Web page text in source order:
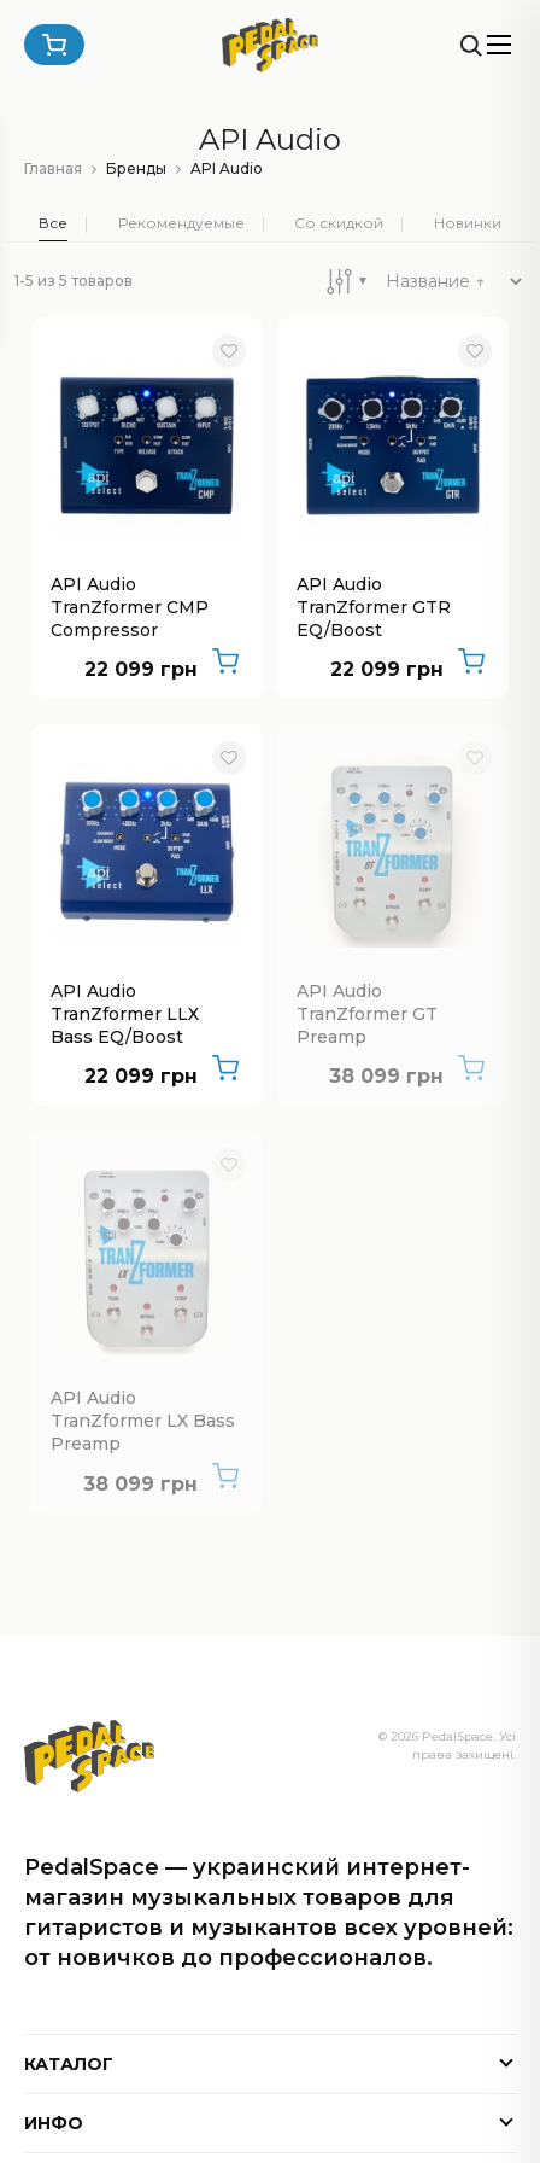
API Audio
Главная Бренды API Audio
Все Рекомендуемые Со скидкой Новинки
1-5 из 5 товаров
API Audio
TranZformer CMP
Compressor
22 099 грн
API Audio
TranZformer GTR
EQ/Boost
22 099 грн
API Audio
TranZformer LLX
Bass EQ/Boost
22 099 грн
API Audio
TranZformer GT
Preamp
38 099 грнНет в наличии
API Audio
TranZformer LX Bass
Preamp
38 099 грнНет в наличии
PedalSpace — украинский интернет-
магазин музыкальных товаров для
гитаристов и музыкантов всех уровней:
от новичков до профессионалов.
© 2026 PedalSpace. Усі
права захищені.
КАТАЛОГ
Электрогитары
ИНФО